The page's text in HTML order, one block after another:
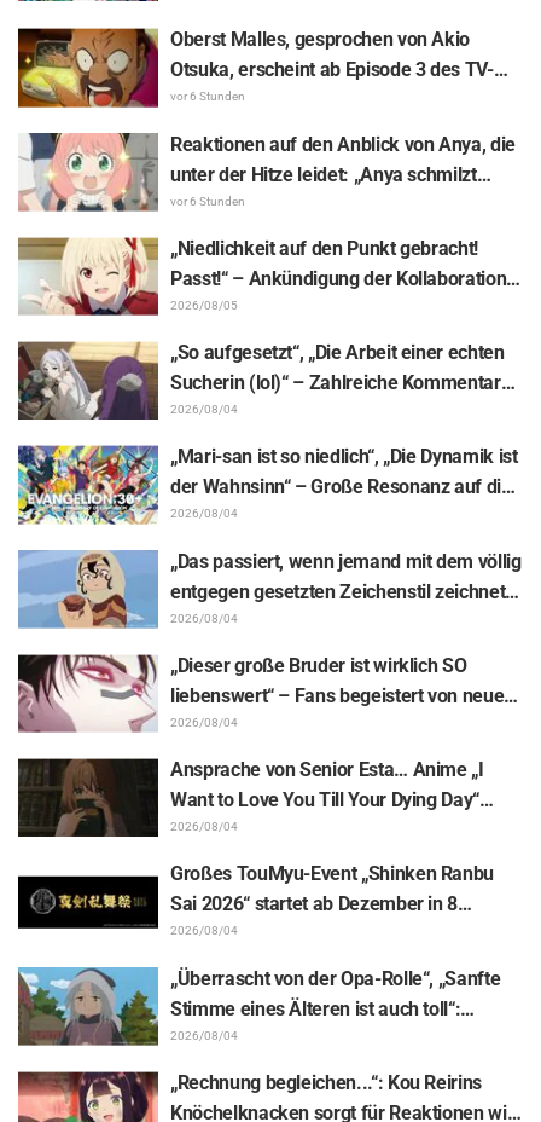
Kluft für Erstaunen: „Härter als gedacht“,
„Es geht nur um Arbeit“
Oberst Malles, gesprochen von Akio
Otsuka, erscheint ab Episode 3 des TV-
Animes „The Ghost in the Shell“! Cast-
Kommentar & Endcard enthüllt
vor 6 Stunden
Reaktionen auf den Anblick von Anya, die
unter der Hitze leidet: „Anya schmilzt
dahin“ – „SPY x FAMILY“-
Ankündigungsillustration sorgt für
Aufsehen
vor 6 Stunden
„Niedlichkeit auf den Punkt gebracht!
Passt!“ – Ankündigung der Kollaboration
zwischen „Lycoris Recoil“ und Kumamine
von „Shigoto Neko“ sorgt für zahlreiche
„Passt!“-Reaktionen
2026/08/05
„So aufgesetzt“, „Die Arbeit einer echten
Sucherin (lol)“ – Zahlreiche Kommentare
zu einer Frieren-Plüschfigur, die in einer
Ausstellungs-Mimik steckt: „Frieren –
Nach dem Ende der Reise“
2026/08/04
„Mari-san ist so niedlich“, „Die Dynamik ist
der Wahnsinn“ – Große Resonanz auf die
Enthüllung von Hidenori Matsubaras
wunderschöner Zeichnung der drei
Figuren aus „Neon Genesis Evangelion“ im
Plugsuit
2026/08/04
„Das passiert, wenn jemand mit dem völlig
entgegen gesetzten Zeichenstil zeichnet“
– Fans begeistert von der Unterstützungs-
Illustration des „Yowamushi Pedal“-
Schöpfers für „Jaadugar: A Witch in
2026/08/04
„Dieser große Bruder ist wirklich SO
liebenswert“ – Fans begeistert von neuen
Illustrationen zur „JUJUTSU KAISEN“-
Ausstellung, auf denen Choso Yūji Itadori
auf die Pelle rückt
2026/08/04
Ansprache von Senior Esta… Anime „I
Want to Love You Till Your Dying Day“
Enthüllung von Synopsis für Episode 5,
Szenenausschnitten, WEB-Trailer und
Episodenposter
2026/08/04
Großes TouMyu-Event „Shinken Ranbu
Sai 2026“ startet ab Dezember in 8
Städten Japans! Alle 44 Touken Danshi
vereint
2026/08/04
„Überrascht von der Opa-Rolle“, „Sanfte
Stimme eines Älteren ist auch toll“:
Reaktionen auf Akira Ishidas Stimme als
Stammesfürst in Episode 6 von
„Jaadugar: A Witch in Mongolia“
2026/08/04
„Rechnung begleichen...“: Kou Reirins
Knöchelknacken sorgt für Reaktionen wie